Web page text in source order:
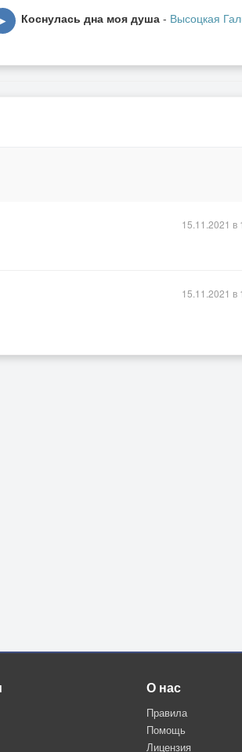
▶ Коснулась дна моя душа - Высоцкая
15.11.2021 в
15.11.2021 в
О нас
Правила
Помощь
Лицензия